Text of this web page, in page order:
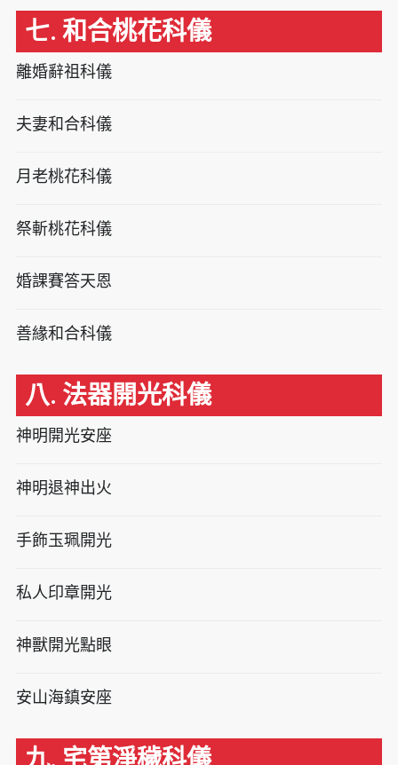
七. 和合桃花科儀
離婚辭祖科儀
夫妻和合科儀
月老桃花科儀
祭斬桃花科儀
婚課賽答天恩
善緣和合科儀
八. 法器開光科儀
神明開光安座
神明退神出火
手飾玉珮開光
私人印章開光
神獸開光點眼
安山海鎮安座